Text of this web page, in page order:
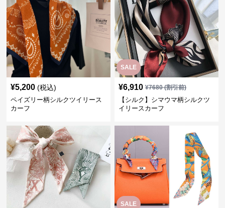
¥5,200 (税込)
ペイズリー柄シルクツイリース
カーフ
SALE
¥6,910 ¥7680(割引前)
【シルク】シマウマ柄シルクツ
イリースカーフ
SALE